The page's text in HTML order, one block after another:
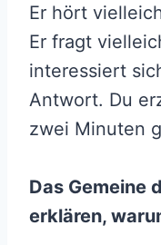
Er hört
Er fragt
interessiert
Antwort. Du
zwei Minuten
Das Gemeine
erklären,